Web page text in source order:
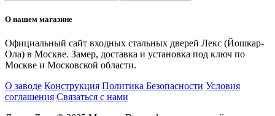
О нашем магазине
Официальный сайт входных стальных дверей Лекс (Йошкар-
Ола) в Москве. Замер, доставка и установка под ключ по
Москве и Московской области.
О заводе Конструкция Политика Безопасности Условия
соглашения Связаться с нами